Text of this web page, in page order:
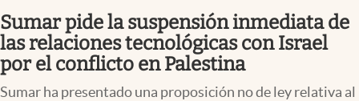
Sumar pide la suspensión inmediata de
las relaciones tecnológicas con Israel
por el conflicto en Palestina
Sumar ha presentado una proposición no de ley relativa al